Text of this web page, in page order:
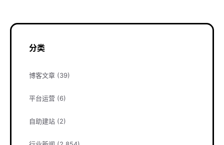
分类
博客文章 (39)
平台运营 (6)
自助建站 (2)